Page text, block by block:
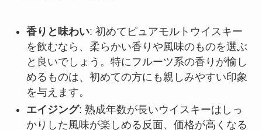
香りと味わい: 初めてピュアモルトウイスキー
を飲むなら、柔らかい香りや風味のものを選ぶ
と良いでしょう。特にフルーツ系の香りが愉し
めるものは、初めての方にも親しみやすい印象
を与えます。
エイジング: 熟成年数が長いウイスキーはしっ
かりした風味が楽しめる反面、価格が高くなる